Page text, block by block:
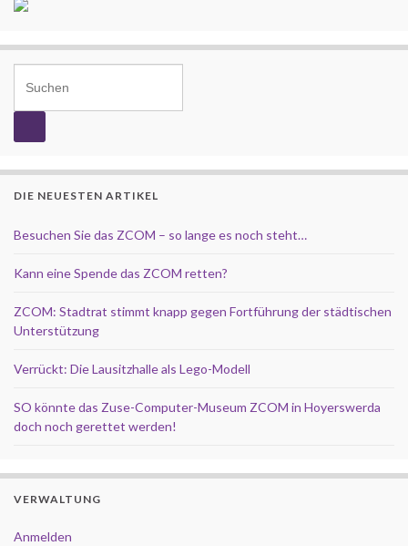
DIE NEUESTEN ARTIKEL
Besuchen Sie das ZCOM – so lange es noch steht…
Kann eine Spende das ZCOM retten?
ZCOM: Stadtrat stimmt knapp gegen Fortführung der städtischen
Unterstützung
Verrückt: Die Lausitzhalle als Lego-Modell
SO könnte das Zuse-Computer-Museum ZCOM in Hoyerswerda
doch noch gerettet werden!
VERWALTUNG
Anmelden